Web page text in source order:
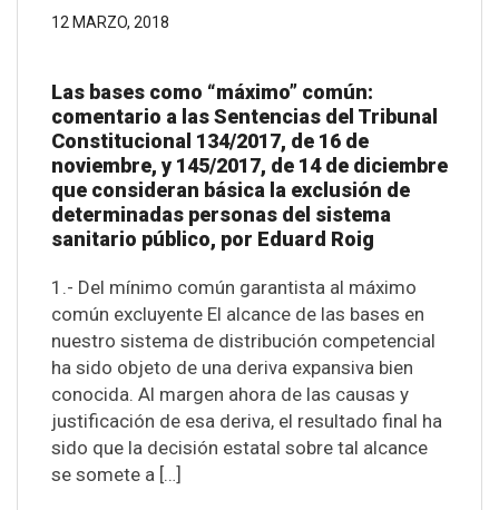
12 MARZO, 2018
Las bases como “máximo” común:
comentario a las Sentencias del Tribunal
Constitucional 134/2017, de 16 de
noviembre, y 145/2017, de 14 de diciembre
que consideran básica la exclusión de
determinadas personas del sistema
sanitario público, por Eduard Roig
1.- Del mínimo común garantista al máximo
común excluyente El alcance de las bases en
nuestro sistema de distribución competencial
ha sido objeto de una deriva expansiva bien
conocida. Al margen ahora de las causas y
justificación de esa deriva, el resultado final ha
sido que la decisión estatal sobre tal alcance
se somete a […]